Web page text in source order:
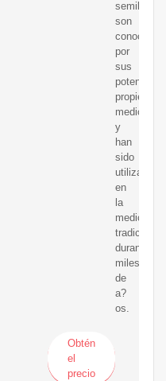
semillas
son
conocidas
por
sus
potentes
y
han
sido
utilizadas
en
la
medicina
tradicional
durante
miles
de
a?
os.
Obtén
el
precio